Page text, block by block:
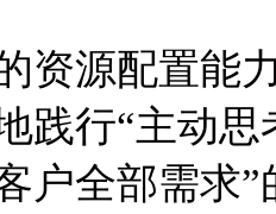
资源配置能
践行“主动
户全部需求